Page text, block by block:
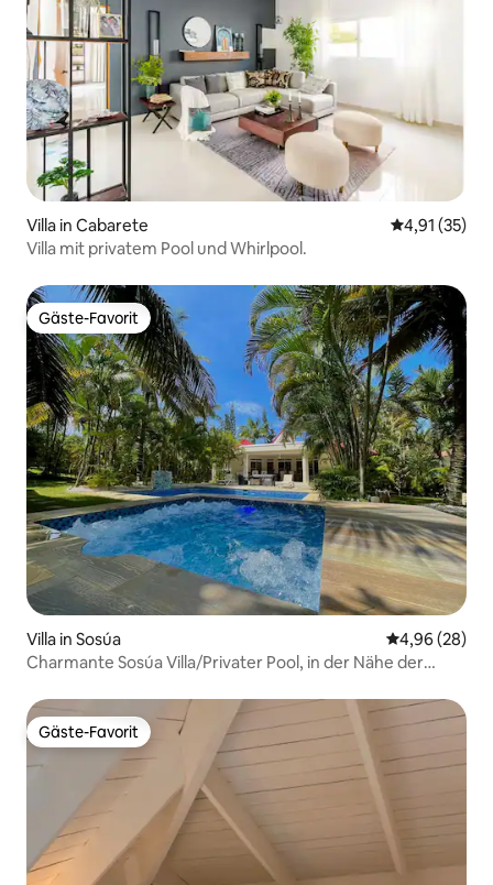
Villa in Cabarete
4,91 (35)
Villa mit privatem Pool und Whirlpool.
Gäste-Favorit
Gäste-Favorit
Villa in Sosúa
4,96 (28)
Charmante Sosúa Villa/Privater Pool, in der Nähe der
Gäste-Favorit
Gäste-Favorit